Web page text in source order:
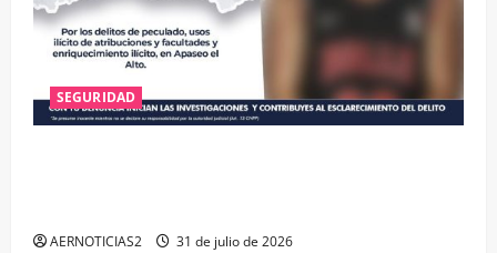
SEGURIDAD
AERNOTICIAS2 31 de julio de 2026